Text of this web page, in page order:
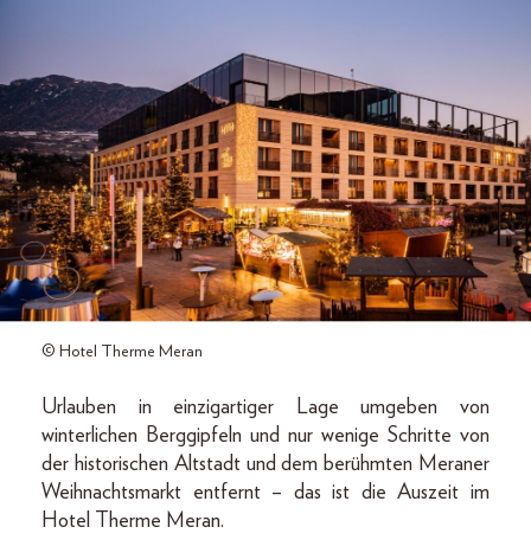
© Hotel Therme Meran
Urlauben in einzigartiger Lage umgeben von
winterlichen Berggipfeln und nur wenige Schritte von
der historischen Altstadt und dem berühmten Meraner
Weihnachtsmarkt entfernt – das ist die Auszeit im
Hotel Therme Meran.